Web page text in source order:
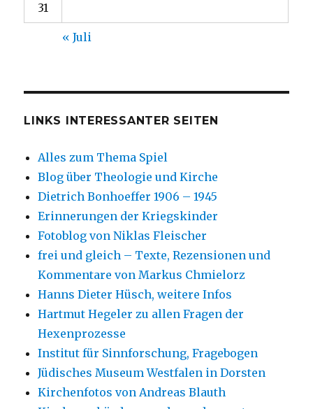
31
« Juli
LINKS INTERESSANTER SEITEN
Alles zum Thema Spiel
Blog über Theologie und Kirche
Dietrich Bonhoeffer 1906 – 1945
Erinnerungen der Kriegskinder
Fotoblog von Niklas Fleischer
frei und gleich – Texte, Rezensionen und
Kommentare von Markus Chmielorz
Hanns Dieter Hüsch, weitere Infos
Hartmut Hegeler zu allen Fragen der
Hexenprozesse
Institut für Sinnforschung, Fragebogen
Jüdisches Museum Westfalen in Dorsten
Kirchenfotos von Andreas Blauth